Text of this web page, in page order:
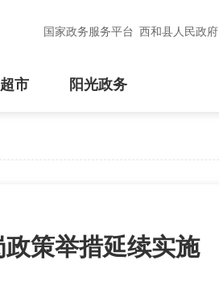
国家政务服务平台 西和县人民政府
市 阳光政务
策举措延续实施